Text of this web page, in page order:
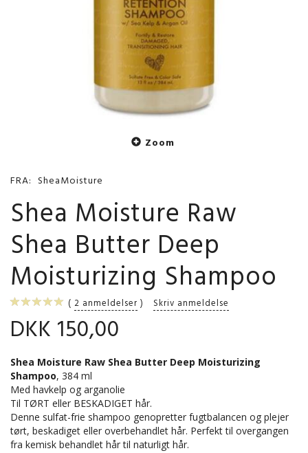
Zoom
FRA: SheaMoisture
Shea Moisture Raw
Shea Butter Deep
Moisturizing Shampoo
2 anmeldelser Skriv anmeldelse
DKK 150,00
Shea Moisture Raw Shea Butter Deep Moisturizing
Shampoo, 384 ml
Med havkelp og arganolie
Til TØRT eller BESKADIGET hår.
Denne sulfat-frie shampoo genopretter fugtbalancen og plejer
tørt, beskadiget eller overbehandlet hår. Perfekt til overgangen
fra kemisk behandlet hår til naturligt hår.